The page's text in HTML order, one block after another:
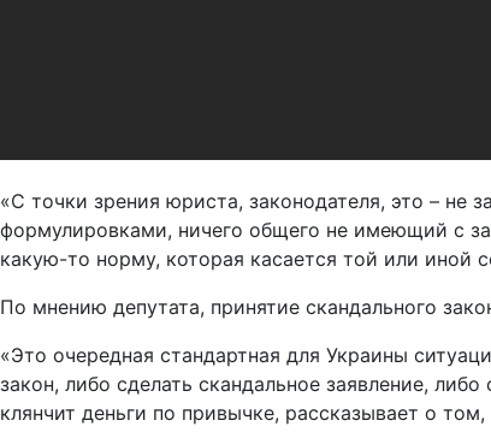
«С точки зрения юриста, законодателя, это – не
формулировками, ничего общего не имеющий с
какую-то норму, которая касается той или иной
По мнению депутата, принятие скандального
«Это очередная стандартная для Украины
закон, либо сделать скандальное заявление,
клянчит деньги по привычке, рассказывает о